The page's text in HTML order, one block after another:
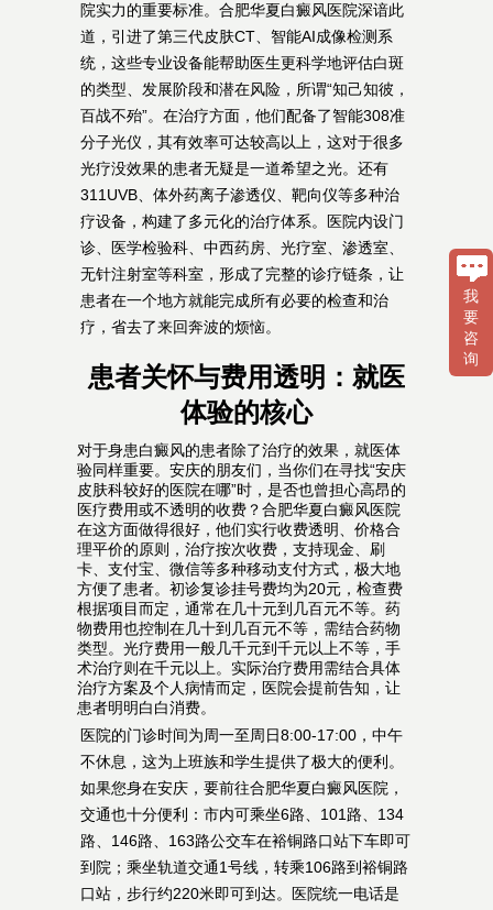
院实力的重要标准。合肥华夏白癜风医院深谙此
道，引进了第三代皮肤CT、智能AI成像检测系
统，这些专业设备能帮助医生更科学地评估白斑
的类型、发展阶段和潜在风险，所谓“知己知彼，
百战不殆”。在治疗方面，他们配备了智能308准
分子光仪，其有效率可达较高以上，这对于很多
光疗没效果的患者无疑是一道希望之光。还有
311UVB、体外药离子渗透仪、靶向仪等多种治
疗设备，构建了多元化的治疗体系。医院内设门
诊、医学检验科、中西药房、光疗室、渗透室、
无针注射室等科室，形成了完整的诊疗链条，让
患者在一个地方就能完成所有必要的检查和治
疗，省去了来回奔波的烦恼。
患者关怀与费用透明：就医
体验的核心
对于身患白癜风的患者除了治疗的效果，就医体
验同样重要。安庆的朋友们，当你们在寻找“安庆
皮肤科较好的医院在哪”时，是否也曾担心高昂的
医疗费用或不透明的收费？合肥华夏白癜风医院
在这方面做得很好，他们实行收费透明、价格合
理平价的原则，治疗按次收费，支持现金、刷
卡、支付宝、微信等多种移动支付方式，极大地
方便了患者。初诊复诊挂号费均为20元，检查费
根据项目而定，通常在几十元到几百元不等。药
物费用也控制在几十到几百元不等，需结合药物
类型。光疗费用一般几千元到千元以上不等，手
术治疗则在千元以上。实际治疗费用需结合具体
治疗方案及个人病情而定，医院会提前告知，让
患者明明白白消费。
医院的门诊时间为周一至周日8:00-17:00，中午
不休息，这为上班族和学生提供了极大的便利。
如果您身在安庆，要前往合肥华夏白癜风医院，
交通也十分便利：市内可乘坐6路、101路、134
路、146路、163路公交车在裕铜路口站下车即可
到院；乘坐轨道交通1号线，转乘106路到裕铜路
口站，步行约220米即可到达。医院统一电话是
我
要
咨
询